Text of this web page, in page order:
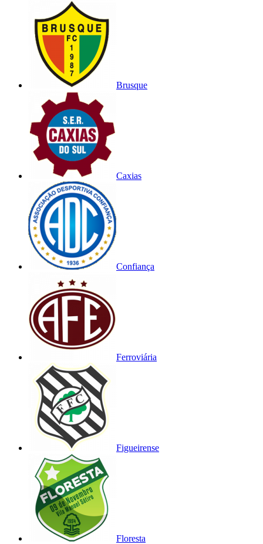
Brusque
Caxias
Confiança
Ferroviária
Figueirense
Floresta